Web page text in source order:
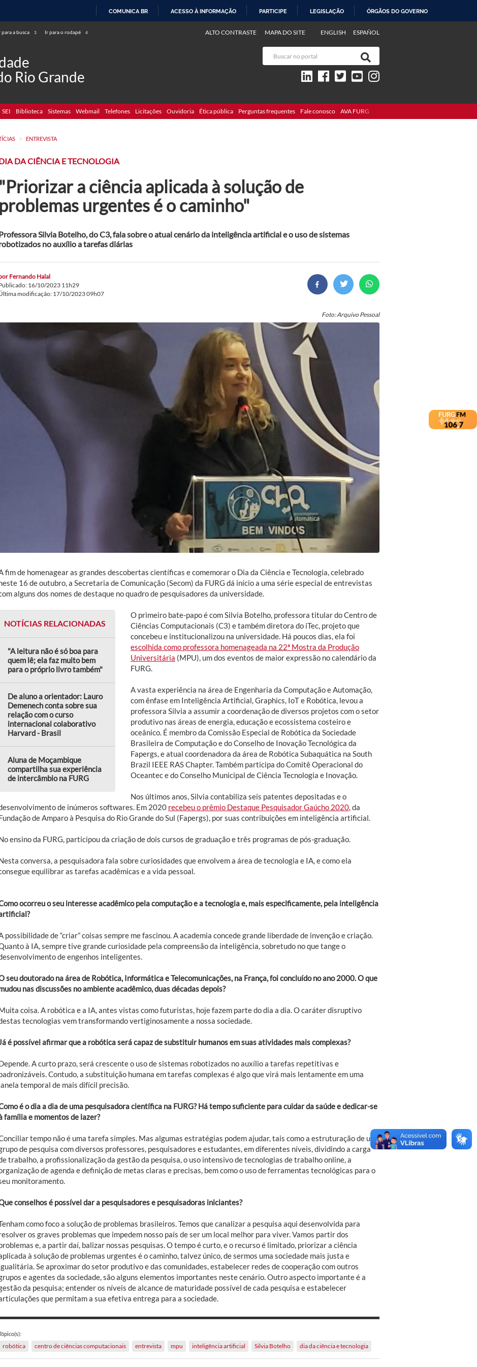
COMUNICA BR ACESSO À INFORMAÇÃO PARTICIPE LEGISLAÇÃO ÓRGÃOS DO GOVERNO
para a busca 3 Ir para o rodapé 4 ENGLISH ESPAÑOL
ALTO CONTRASTE MAPA DO SITE
Rio Grande
SEI Biblioteca Sistemas Webmail Telefones Licitações Ouvidoria Ética pública Perguntas frequentes Fale conosco AVA FURG
> ENTREVISTA
DA CIÊNCIA E TECNOLOGIA
"Priorizar a ciência aplicada à solução de
problemas urgentes é o caminho"
Silvia Botelho, do C3, fala sobre o atual cenário da inteligência artificial e o uso de sistemas
no auxílio a tarefas diárias
Fernando Halal
16/10/2023 11h29
modificação: 17/10/2023 09h07
Foto: Arquivo Pessoal
fim de homenagear as grandes descobertas científicas e comemorar o Dia da Ciência e Tecnologia, celebrado
16 de outubro, a Secretaria de Comunicação (Secom) da FURG dá início a uma série especial de entrevistas
alguns dos nomes de destaque no quadro de pesquisadores da universidade.
NOTÍCIAS RELACIONADAS
"A leitura não é só boa para
quem lê; ela faz muito bem
para o próprio livro também"
De aluno a orientador: Lauro
Demenech conta sobre sua
relação com o curso
internacional colaborativo
Harvard - Brasil
Aluna de Moçambique
compartilha sua experiência
de intercâmbio na FURG
O primeiro bate-papo é com Silvia Botelho, professora titular do Centro de
Ciências Computacionais (C3) e também diretora do iTec, projeto que
concebeu e institucionalizou na universidade. Há poucos dias, ela foi
escolhida como professora homenageada na 22ª Mostra da Produção
Universitária (MPU), um dos eventos de maior expressão no calendário da
FURG.
A vasta experiência na área de Engenharia da Computação e Automação,
com ênfase em Inteligência Artificial, Graphics, IoT e Robótica, levou a
professora Silvia a assumir a coordenação de diversos projetos com o setor
produtivo nas áreas de energia, educação e ecossistema costeiro e
oceânico. É membro da Comissão Especial de Robótica da Sociedade
Brasileira de Computação e do Conselho de Inovação Tecnológica da
Fapergs, e atual coordenadora da área de Robótica Subaquática na South
Brazil IEEE RAS Chapter. Também participa do Comitê Operacional do
Oceantec e do Conselho Municipal de Ciência Tecnologia e Inovação.
Nos últimos anos, Silvia contabiliza seis patentes depositadas e o
de inúmeros softwares. Em 2020 recebeu o prêmio Destaque Pesquisador Gaúcho 2020 , da
de Amparo à Pesquisa do Rio Grande do Sul (Fapergs), por suas contribuições em inteligência artificial.
ensino da FURG, participou da criação de dois cursos de graduação e três programas de pós-graduação.
conversa, a pesquisadora fala sobre curiosidades que envolvem a área de tecnologia e IA, e como ela
equilibrar as tarefas acadêmicas e a vida pessoal.
ocorreu o seu interesse acadêmico pela computação e a tecnologia e, mais especificamente, pela inteligência
possibilidade de “criar” coisas sempre me fascinou. A academia concede grande liberdade de invenção e criação.
à IA, sempre tive grande curiosidade pela compreensão da inteligência, sobretudo no que tange o
de engenhos inteligentes.
seu doutorado na área de Robótica, Informática e Telecomunicações, na França, foi concluído no ano 2000. O que
nas discussões no ambiente acadêmico, duas décadas depois?
coisa. A robótica e a IA, antes vistas como futuristas, hoje fazem parte do dia a dia. O caráter disruptivo
tecnologias vem transformando vertiginosamente a nossa sociedade.
Já é possível afirmar que a robótica será capaz de substituir humanos em suas atividades mais complexas?
A curto prazo, será crescente o uso de sistemas robotizados no auxílio a tarefas repetitivas e
Contudo, a substituição humana em tarefas complexas é algo que virá mais lentamente em uma
temporal de mais difícil precisão.
é o dia a dia de uma pesquisadora científica na FURG? Há tempo suficiente para cuidar da saúde e dedicar-se
família e momentos de lazer?
tempo não é uma tarefa simples. Mas algumas estratégias podem ajudar, tais como a estruturação de um
de pesquisa com diversos professores, pesquisadores e estudantes, em diferentes níveis, dividindo a carga
trabalho, a profissionalização da gestão da pesquisa, o uso intensivo de tecnologias de trabalho online, a
de agenda e definição de metas claras e precisas, bem como o uso de ferramentas tecnológicas para o
monitoramento.
conselhos é possível dar a pesquisadores e pesquisadoras iniciantes?
como foco a solução de problemas brasileiros. Temos que canalizar a pesquisa aqui desenvolvida para
os graves problemas que impedem nosso país de ser um local melhor para viver. Vamos partir dos
e, a partir daí, balizar nossas pesquisas. O tempo é curto, e o recurso é limitado, priorizar a ciência
à solução de problemas urgentes é o caminho, talvez único, de sermos uma sociedade mais justa e
Se aproximar do setor produtivo e das comunidades, estabelecer redes de cooperação com outros
e agentes da sociedade, são alguns elementos importantes neste cenário. Outro aspecto importante é a
da pesquisa; entender os níveis de alcance de maturidade possível de cada pesquisa e estabelecer
que permitam a sua efetiva entrega para a sociedade.
robótica centro de ciências computacionais entrevista mpu inteligência artificial Silvia Botelho dia da ciência e tecnologia